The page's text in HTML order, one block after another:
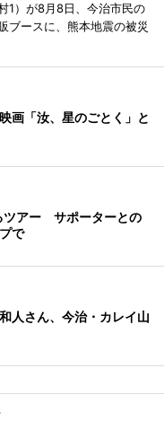
1）が8月8日、今治市民の
ブースに、熊本地震の被災
画「汝、星のごとく」と
ツアー サポーターとの
で
人さん、今治・カレイ山